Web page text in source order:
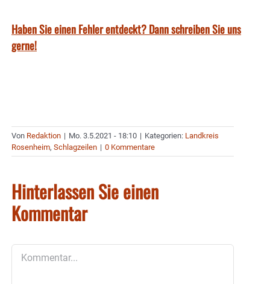
Haben Sie einen Fehler entdeckt? Dann schreiben Sie uns
gerne!
Von Redaktion | Mo. 3.5.2021 - 18:10 | Kategorien: Landkreis
Rosenheim, Schlagzeilen | 0 Kommentare
Hinterlassen Sie einen
Kommentar